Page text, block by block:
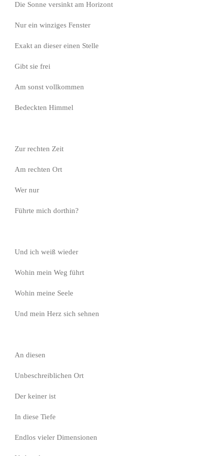
Die Sonne versinkt am Horizont
Nur ein winziges Fenster
Exakt an dieser einen Stelle
Gibt sie frei
Am sonst vollkommen
Bedeckten Himmel
Zur rechten Zeit
Am rechten Ort
Wer nur
Führte mich dorthin?
Und ich weiß wieder
Wohin mein Weg führt
Wohin meine Seele
Und mein Herz sich sehnen
An diesen
Unbeschreiblichen Ort
Der keiner ist
In diese Tiefe
Endlos vieler Dimensionen